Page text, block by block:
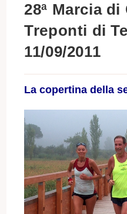
28ª Marcia
Treponti di
11/09/2011
La copertina della